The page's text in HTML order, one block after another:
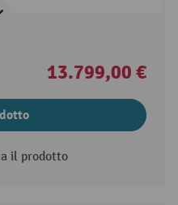
13.799,00 €
il prodotto